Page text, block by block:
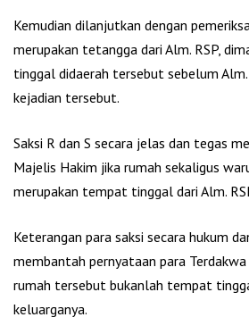
Kemudian dilanjutkan dengan
merupakan tetangga dari Alm. RSP,
tinggal didaerah tersebut sebelum
kejadian tersebut.
Saksi R dan S secara jelas dan tegas
Majelis Hakim jika rumah sekaligus
merupakan tempat tinggal dari Alm.
Keterangan para saksi secara hukum
membantah pernyataan para
rumah tersebut bukanlah tempat
keluarganya.